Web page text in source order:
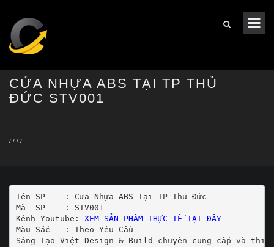
CỬA NHỰA ABS TẠI TP THỦ
ĐỨC STV001
/ / / /
Tên SP    : Cửa Nhựa ABS Tại TP Thủ Đức
Mã  SP    : STV001
Kênh Youtube: XEM SẢN PHẨM THỰC TẾ TẠI ĐÂY
Màu Sắc   : Theo Yêu Cầu